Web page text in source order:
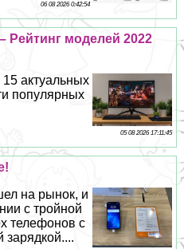
06 08 2026 0:42:54
Рейтинг моделей 2022
актуальных
популярных
05 08 2026 17:11:45
на рынок, и
с тройной
телефонов с
зарядкой....